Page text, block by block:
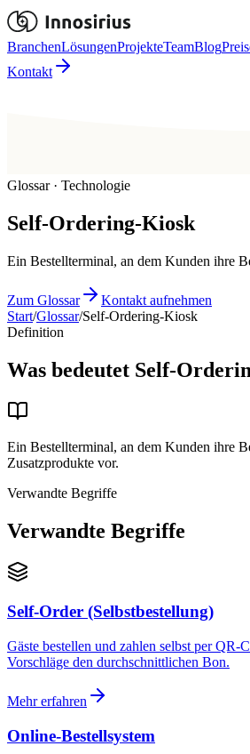
BranchenLösungenProjekteTeamBlog
Kontakt
Glossar · Technologie
Self-Ordering-Kiosk
Ein Bestellterminal, an dem Kunden ihre
Zum Glossar
Kontakt aufnehmen
Start/Glossar/Self-Ordering-Kiosk
Definition
Was bedeutet Self-
Ein Bestellterminal, an dem Kunden ihre
Zusatzprodukte vor.
Verwandte Begriffe
Verwandte Begriffe
Self-Order (Selbstbestellung)
Gäste bestellen und zahlen selbst per
Vorschläge den durchschnittlichen Bon.
Mehr erfahren
Online-Bestellsystem